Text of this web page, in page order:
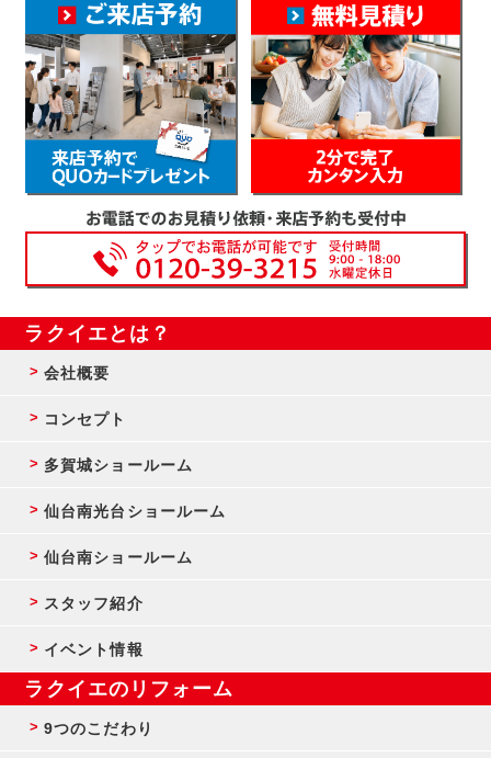
ラクイエとは？
会社概要
コンセプト
多賀城ショールーム
仙台南光台ショールーム
仙台南ショールーム
スタッフ紹介
イベント情報
ラクイエのリフォーム
9つのこだわり